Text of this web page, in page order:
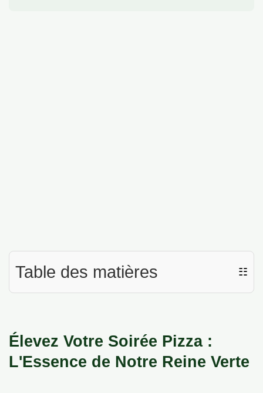
Table des matières ☷
Élevez Votre Soirée Pizza :
L'Essence de Notre Reine Verte